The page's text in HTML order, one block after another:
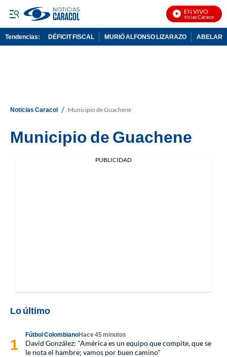
EN VIVO
Noticias Caracol En
Tendencias: DÉFICIT FISCAL MURIÓ ALFONSO LIZARAZO
Noticias Caracol / Municipio de Guachene
Municipio de Guachene
PUBLICIDAD
Lo último
Fútbol ColombianoHace 45 minutos
David González: "América es un equipo que compite, que se
le nota el hambre; vamos por buen camino"